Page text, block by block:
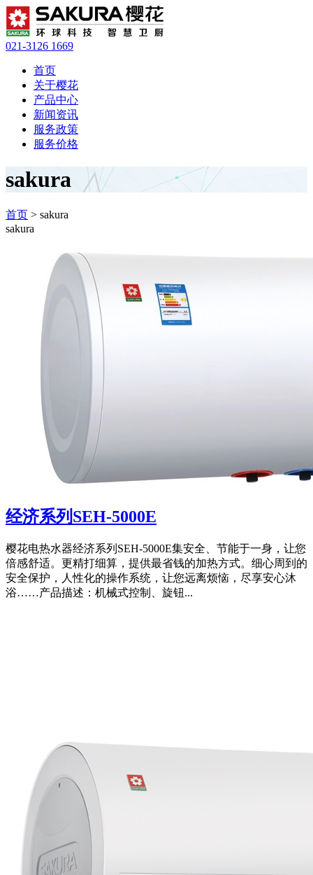
021-3126 1669
首页
关于樱花
产品中心
新闻资讯
服务政策
服务价格
sakura
首页 > sakura
sakura
经济系列SEH-5000E
樱花电热水器经济系列SEH-5000E集安全、节能于一身，让您
倍感舒适。更精打细算，提供最省钱的加热方式。细心周到的
安全保护，人性化的操作系统，让您远离烦恼，尽享安心沐
浴……产品描述：机械式控制、旋钮...